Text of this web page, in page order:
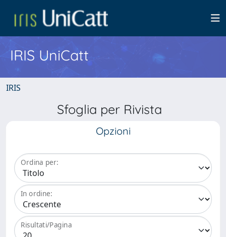
IRIS UniCatt
IRIS
Sfoglia per Rivista
Opzioni
Ordina per:
In ordine:
Risultati/Pagina